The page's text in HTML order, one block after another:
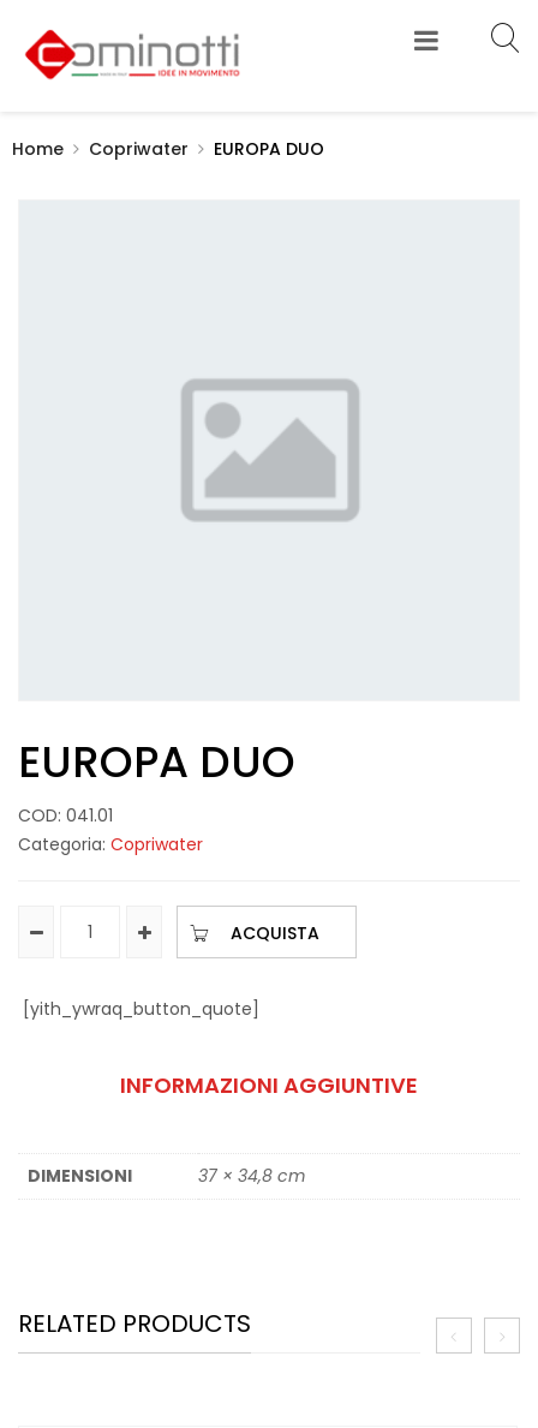
Home Copriwater EUROPA DUO
EUROPA DUO
COD: 041.01
Categoria: Copriwater
ACQUISTA
[yith_ywraq_button_quote]
INFORMAZIONI AGGIUNTIVE
DIMENSIONI 37 × 34,8 cm
RELATED PRODUCTS